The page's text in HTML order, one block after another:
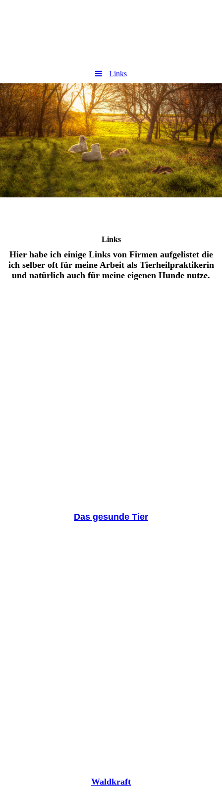
Links
Links
Hier habe ich einige Links von Firmen aufgelistet die
ich selber oft für meine Arbeit als Tierheilpraktikerin
und natürlich auch für meine eigenen Hunde nutze.
Das gesunde Tier
Waldkraft